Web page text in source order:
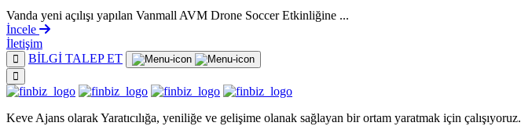
Vanda yeni açılışı yapılan Vanmall AVM Drone Soccer Etkinliğine ...
İncele
İletişim
BİLGİ TALEP ET
Keve Ajans olarak Yaratıcılığa, yeniliğe ve gelişime olanak sağlayan bir ortam yaratmak için çalışıyoruz.